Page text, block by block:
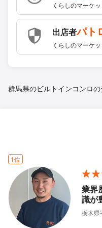
くらしのマーケ
出店者パト
くらしのマーケ
群馬県のビルトインコンロ
1位
業界
識が
栃木県